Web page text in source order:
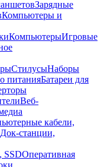
Зарядные
Компьютеры и
КомпьютерыИгровые
СтилусыНаборы
питанияБатареи для
Веб-
кабели,
Док-станции,
SSDОперативная